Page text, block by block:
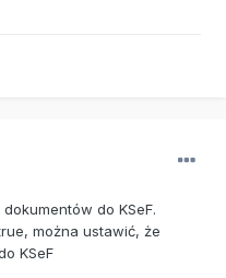
do KSeF.
można ustawić, że
KSeF